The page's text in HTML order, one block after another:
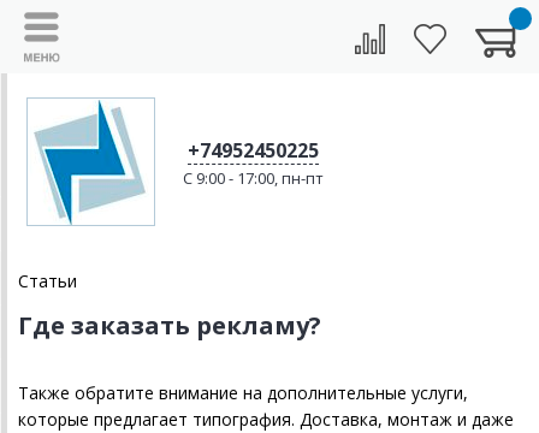
+74952450225
C 9:00 - 17:00, пн-пт
Статьи
Где заказать рекламу?
Также обратите внимание на дополнительные услуги,
которые предлагает типография. Доставка, монтаж и даже